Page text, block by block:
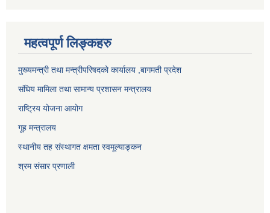
महत्वपूर्ण लिङ्कहरु
मुख्यमन्त्री तथा मन्त्रीपरिषदको कार्यालय ,बागमती प्रदेश
संघिय मामिला तथा सामान्य प्रशासन मन्त्रालय
राष्ट्रिय योजना आयोग
गूह मन्त्रालय
स्थानीय तह संस्थागत क्षमता स्वमूल्याङ्कन
श्रम संसार प्रणाली